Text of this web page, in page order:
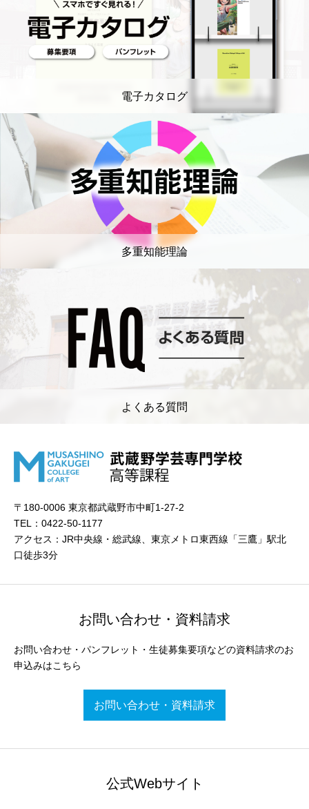
電子カタログ
多重知能理論
よくある質問
〒180-0006 東京都武蔵野市中町1-27-2
TEL：0422-50-1177
アクセス：JR中央線・総武線、東京メトロ東西線「三鷹」駅北
口徒歩3分
お問い合わせ・資料請求
お問い合わせ・パンフレット・生徒募集要項などの資料請求のお
申込みはこちら
お問い合わせ・資料請求
公式Webサイト